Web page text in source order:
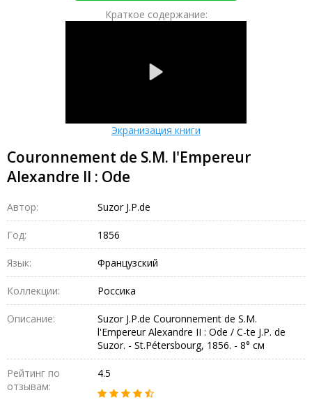
Краткое содержание:
Экранизация книги
Couronnement de S.M. l'Empereur
Alexandre II : Ode
Автор: Suzor J.P.de
Год: 1856
Язык: Французский
Коллекции: Россика
Описание:
Suzor J.P.de Couronnement de S.M.
l'Empereur Alexandre II : Ode / C-te J.P. de
Suzor. - St.Pétersbourg, 1856. - 8° см
Рейтинг по
отзывам:
4.5